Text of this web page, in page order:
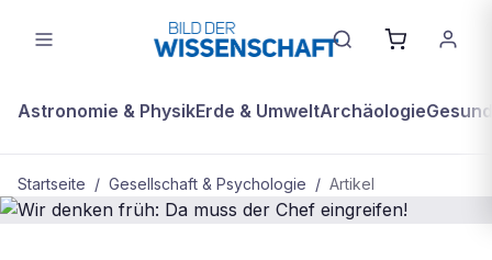
Astronomie & PhysikErde & UmweltArchäologie
Startseite / Gesellschaft & Psychologie / Artikel